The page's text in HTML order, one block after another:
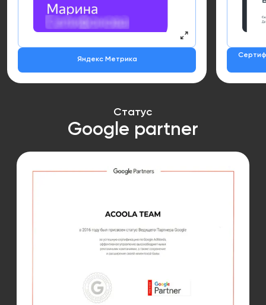
Яндекс Метрика
Статус
Google partner